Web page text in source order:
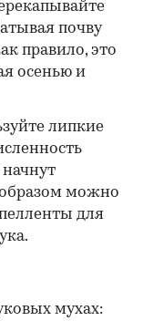
почву
правило, это
осенью и
липкие
можно
для
мухах: